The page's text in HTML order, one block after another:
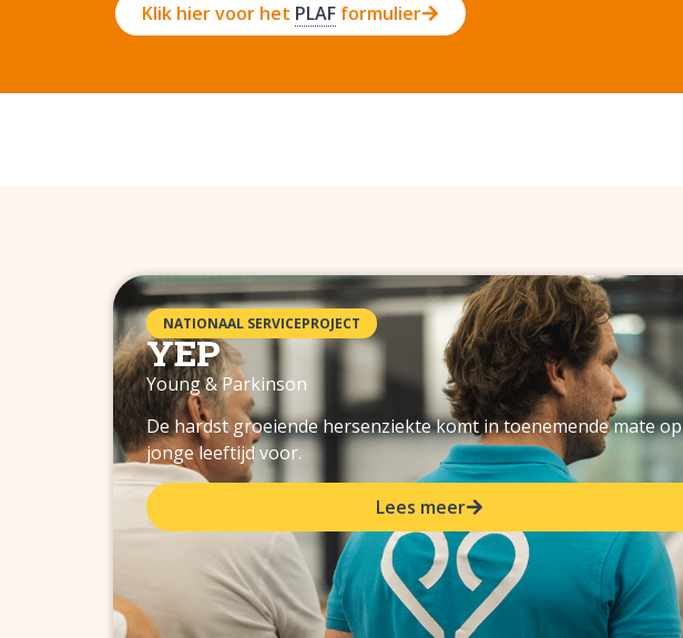
Klik hier voor het PLAF formulier
NATIONAAL SERVICEPROJECT
YEP
Young & Parkinson
De hardst groeiende hersenziekte komt in toenemende mate op
jonge leeftijd voor.
Lees meer